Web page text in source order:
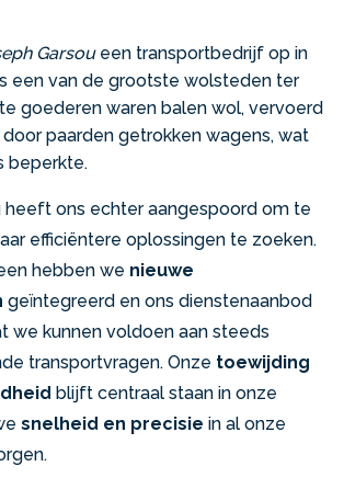
Garsoueen transportbedrijf op in
een van de grootste wolsteden ter
goederen waren balen wol, vervoerd
paarden getrokken wagens, wat
beperkte.
heeft ons echter aangespoord om te
efficiëntere oplossingen te zoeken.
hebben we nieuwe
geïntegreerd en ons dienstenaanbod
we kunnen voldoen aan steeds
transportvragen. Onze toewijding
blijft centraal staan in onze
snelheid en precisie in al onze